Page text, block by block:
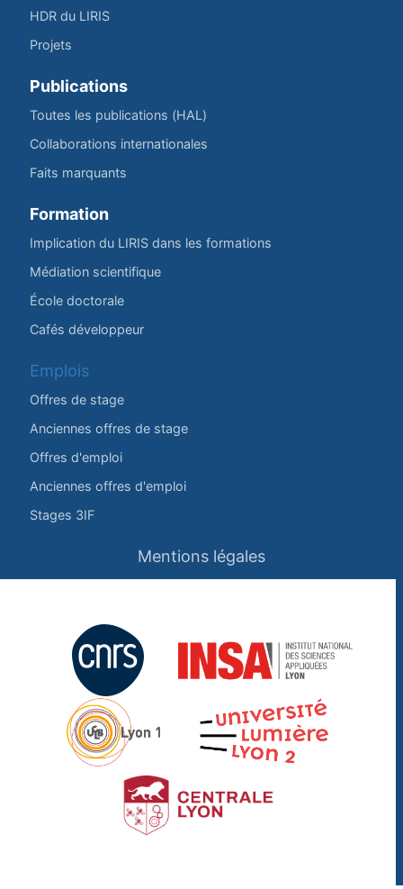
HDR du LIRIS
Projets
Publications
Toutes les publications (HAL)
Collaborations internationales
Faits marquants
Formation
Implication du LIRIS dans les formations
Médiation scientifique
École doctorale
Cafés développeur
Emplois
Offres de stage
Anciennes offres de stage
Offres d'emploi
Anciennes offres d'emploi
Stages 3IF
Mentions légales